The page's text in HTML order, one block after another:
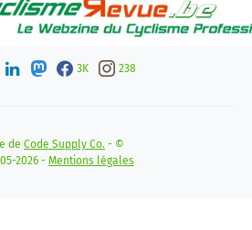
3K 238
de Code Supply Co. - ©
2026 - Mentions légales